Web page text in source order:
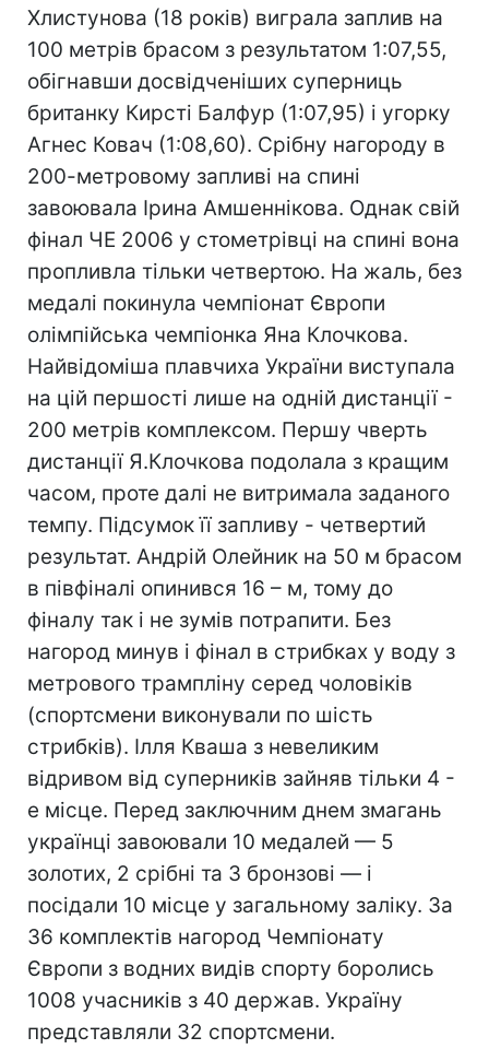
Хлистунова (18 років) виграла заплив на
100 метрів брасом з результатом 1:07,55,
обігнавши досвідченіших суперниць
британку Кирсті Балфур (1:07,95) і угорку
Агнес Ковач (1:08,60). Срібну нагороду в
200-метровому запливі на спині
завоювала Ірина Амшеннікова. Однак свій
фінал ЧЕ 2006 у стометрівці на спині вона
пропливла тільки четвертою. На жаль, без
медалі покинула чемпіонат Європи
олімпійська чемпіонка Яна Клочкова.
Найвідоміша плавчиха України виступала
на цій першості лише на одній дистанції -
200 метрів комплексом. Першу чверть
дистанції Я.Клочкова подолала з кращим
часом, проте далі не витримала заданого
темпу. Підсумок її запливу - четвертий
результат. Андрій Олейник на 50 м брасом
в півфіналі опинився 16 – м, тому до
фіналу так і не зумів потрапити. Без
нагород минув і фінал в стрибках у воду з
метрового трампліну серед чоловіків
(спортсмени виконували по шість
стрибків). Ілля Кваша з невеликим
відривом від суперників зайняв тільки 4 -
е місце. Перед заключним днем змагань
українці завоювали 10 медалей — 5
золотих, 2 срібні та 3 бронзові — і
посідали 10 місце у загальному заліку. За
36 комплектів нагород Чемпіонату
Європи з водних видів спорту боролись
1008 учасників з 40 держав. Україну
представляли 32 спортсмени.